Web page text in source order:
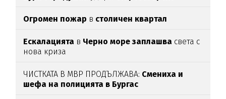
Огромен пожар в столичен квартал
Ескалацията в Черно море заплашва света с
нова криза
ЧИСТКАТА В МВР ПРОДЪЛЖАВА: Смениха и
шефа на полицията в Бургас